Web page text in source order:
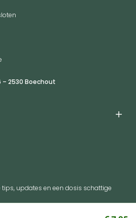
2530 Boechout
updates en een dosis schattige